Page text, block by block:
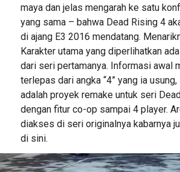
maya dan jelas mengarah ke satu
yang sama – bahwa Dead Rising 4
di ajang E3 2016 mendatang.
Karakter utama yang diperlihatkan
dari seri pertamanya. Informasi awal
terlepas dari angka “4” yang ia
adalah proyek remake untuk seri
dengan fitur co-op sampai 4 player.
diakses di seri originalnya kabarnya
di sini.